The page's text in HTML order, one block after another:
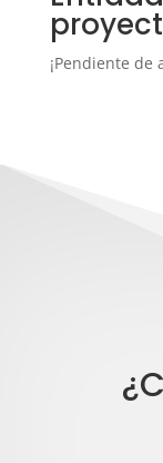
¡Pendiente de